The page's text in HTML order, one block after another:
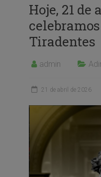
Hoje, 21 de
Tiradentes
admin
21 de abril de 2026